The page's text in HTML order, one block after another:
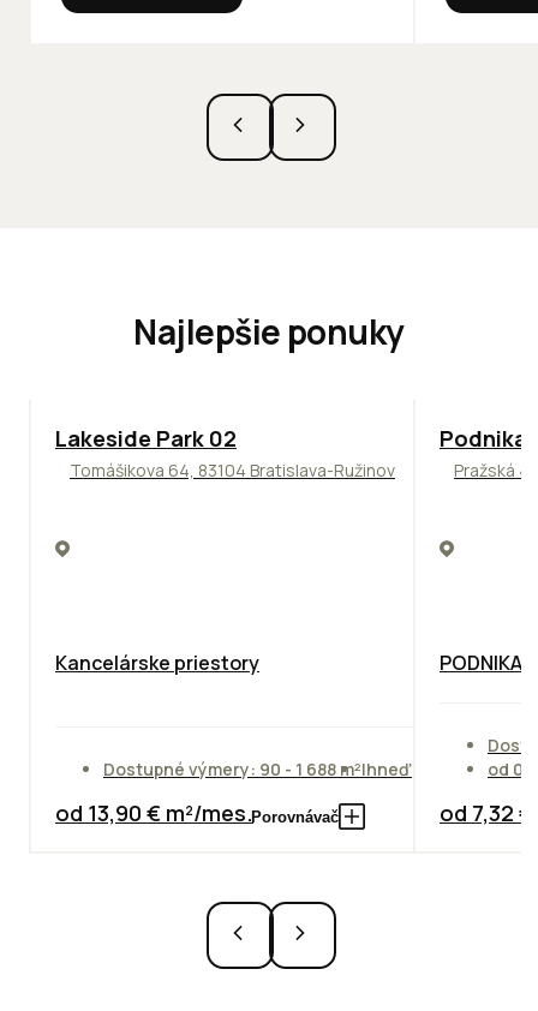
Najlepšie ponuky
ODPORÚČAME
Lakeside Park 02
Tomášikova 64, 83104 Bratislava-Ružinov
Kancelárske priestory
Dostupné výmery: 90 - 1 688 m²Ihneď
od 13,90 € m²/mes.Porovnávač
Pražská
od
od 7,32